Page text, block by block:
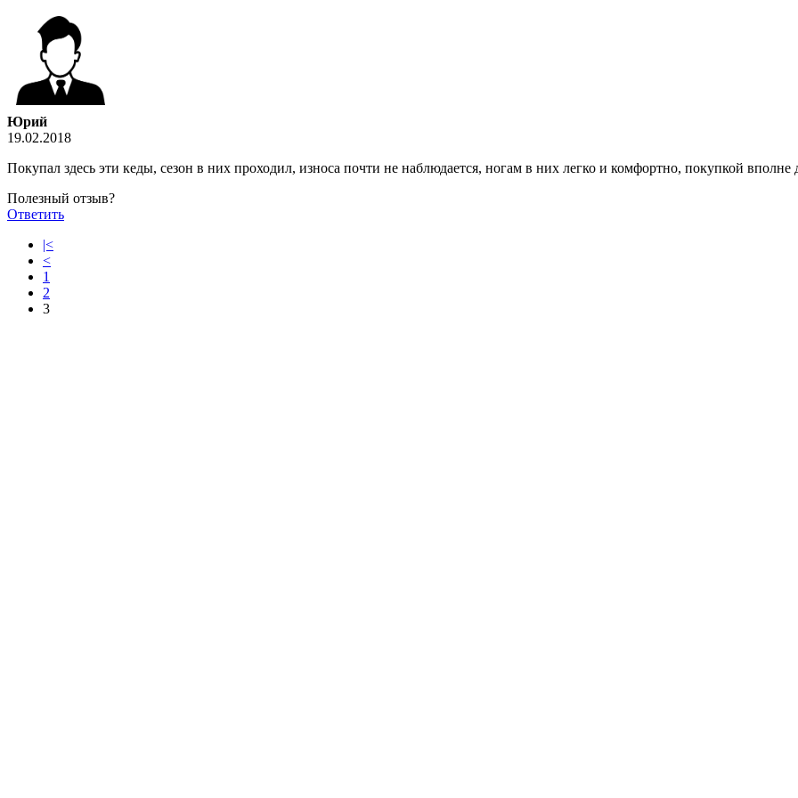
Юрий
19.02.2018
Покупал здесь эти кеды, сезон в них проходил, износа почти не наблюдается, ногам в них легко и комфортно, покупкой вполне
Полезный отзыв?
Ответить
|<
<
1
2
3